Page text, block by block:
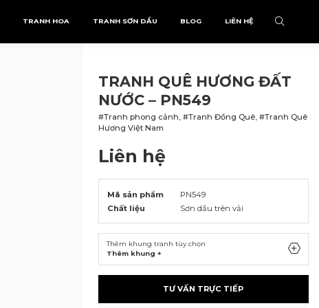
TRANH HOA TRANH SƠN DẦU BLOG LIÊN HỆ
TRANH QUÊ HƯƠNG ĐẤT
NƯỚC – PN549
#Tranh phong cảnh, #Tranh Đồng Quê, #Tranh Quê
Hương Việt Nam
Liên hệ
Mã sản phẩm
PN549
Chất liệu
Sơn dầu trên vải
Thêm khung tranh tùy chọn
Thêm khung +
TƯ VẤN TRỰC TIẾP